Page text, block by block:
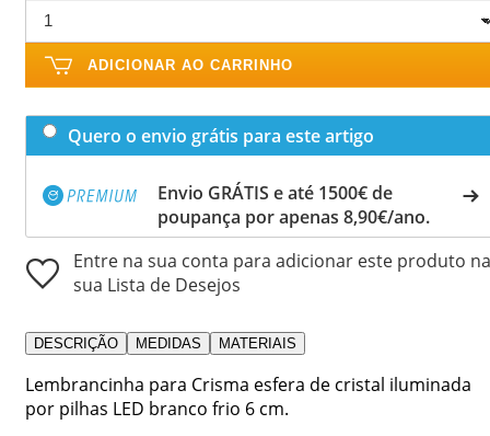
ADICIONAR AO CARRINHO
Quero o envio grátis para este artigo
Envio GRÁTIS e até 1500€ de
poupança por apenas 8,90€/ano.
Entre na sua conta para adicionar este produto na
sua Lista de Desejos
DESCRIÇÃO MEDIDAS MATERIAIS
Lembrancinha para Crisma esfera de cristal iluminada
por pilhas LED branco frio 6 cm.